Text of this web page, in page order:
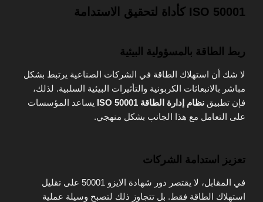
ISO 50001 كأداة لتحقيق الاستدامة
ربط الطاقة بالمسؤولية البيئية
لا شك أن استهلاك الطاقة في الشركات الصناعية يرتبط بشكل
مباشر بالانبعاثات الكربونية والتأثيرات البيئية السلبية. لذلك،
فإن تطبيق نظام إدارة الطاقة ISO 50001
يساعد المؤسسات
على التعامل مع هذا الجانب بشكل منهجي.
تعزيز استدامة الشركات
في المقابل، لا يقتصر دور شهادة الايزو 50001 على تقليل
استهلاك الطاقة فقط. بل تتجاوز ذلك لتصبح وسيلة عملية